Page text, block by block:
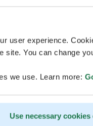
user experience.
site. You can change
we use. Learn more:
Use necessary cookies